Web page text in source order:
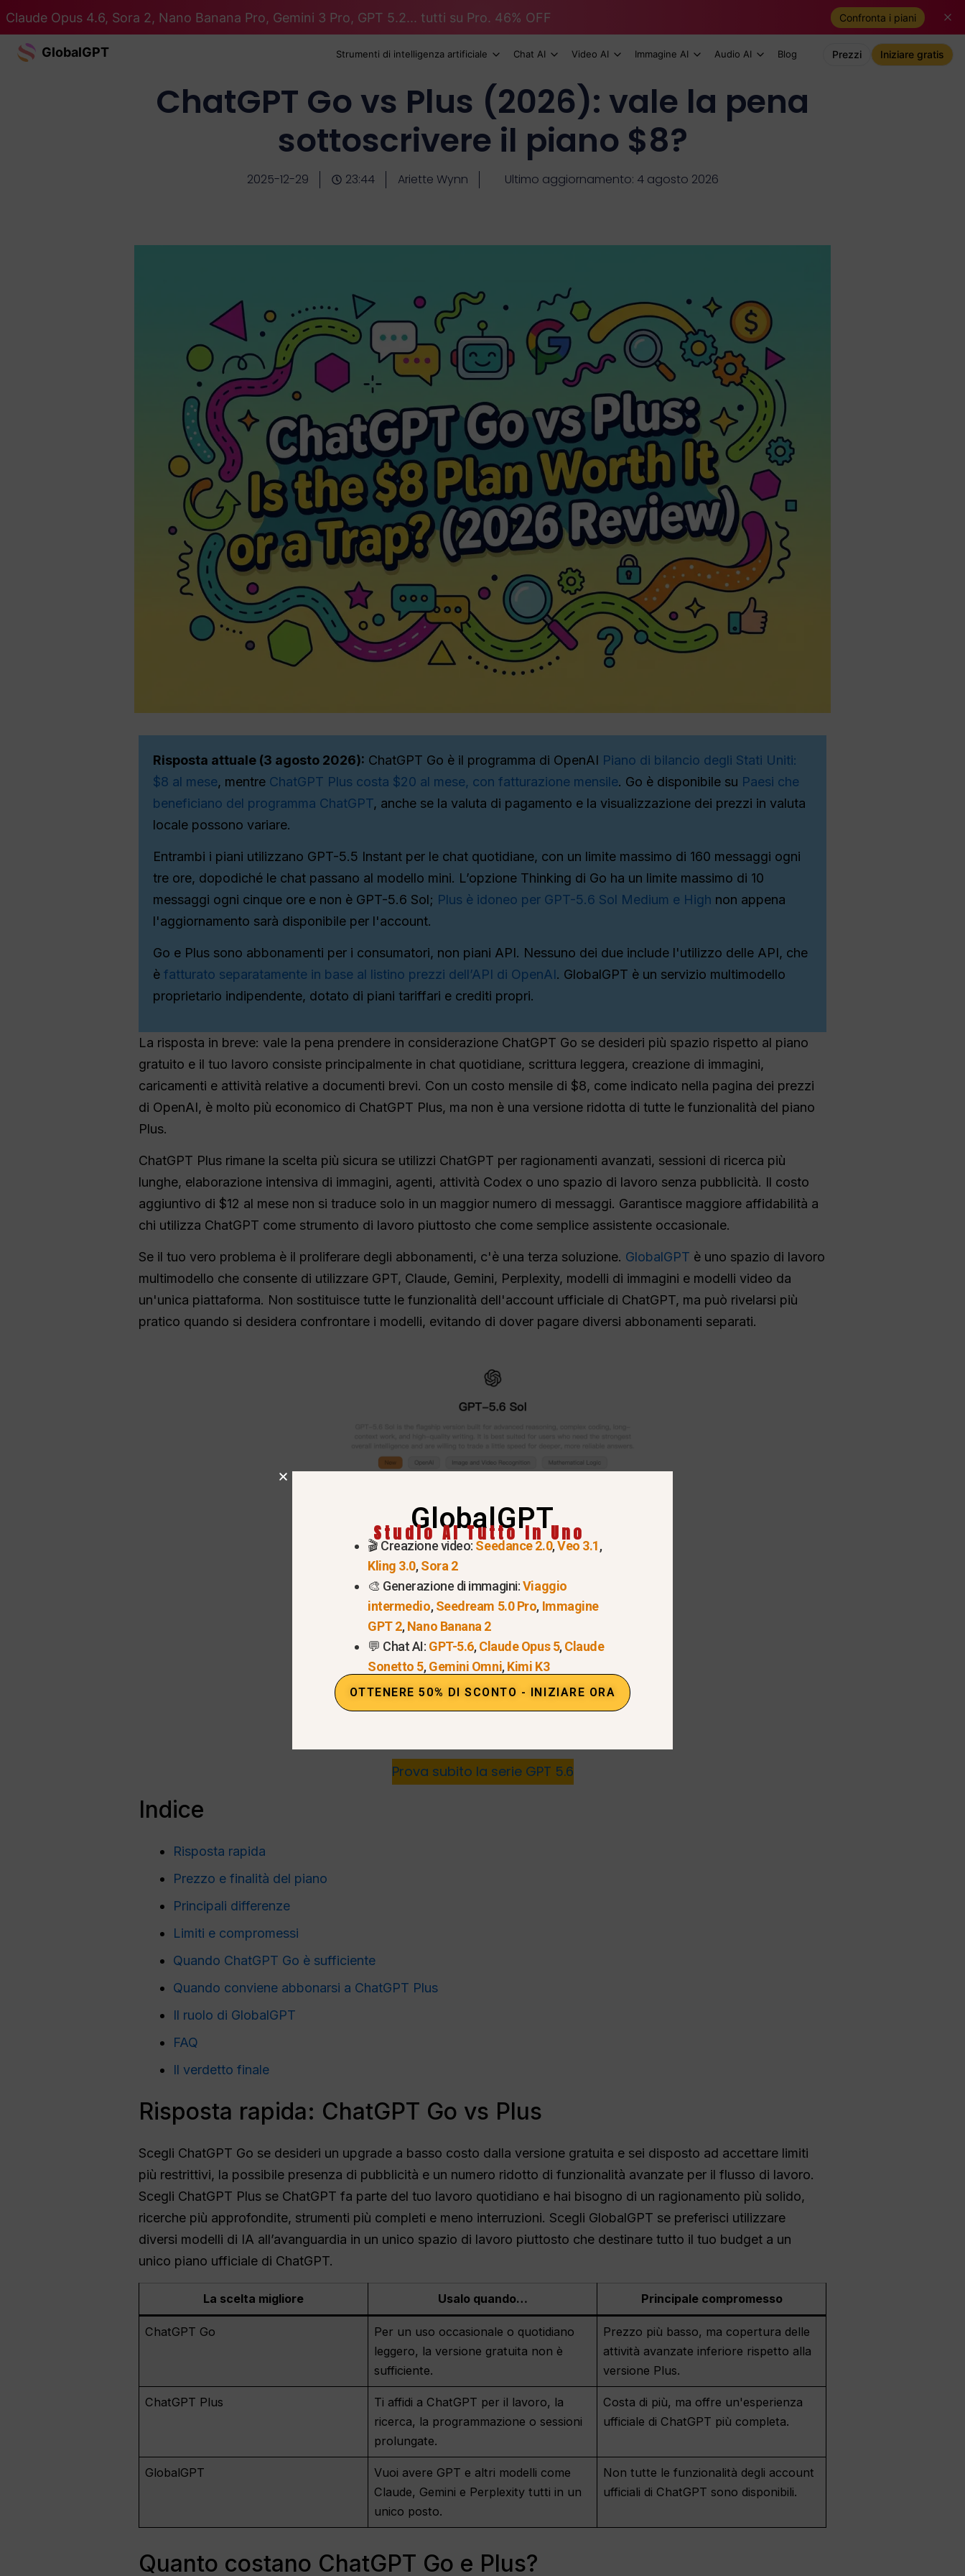
Claude Opus 4.6, Sora 2, Nano Banana Pro, Gemini 3 Pro, GPT 5.2... tutti su Pro. 46% OFF Confronta i piani
GlobalGPT Strumenti di intelligenza artificiale Chat AI Video AI Immagine AI Audio AI Blog Prezzi Iniziare gratis
ChatGPT Go vs Plus (2026): vale la pena
sottoscrivere il piano $8?
2025-12-29 23:44 Ariette Wynn Ultimo aggiornamento: 4 agosto 2026
Risposta attuale (3 agosto 2026): ChatGPT Go è il programma di OpenAI Piano di bilancio degli Stati Uniti:
$8 al mese, mentre ChatGPT Plus costa $20 al mese, con fatturazione mensile. Go è disponibile su Paesi che
beneficiano del programma ChatGPT, anche se la valuta di pagamento e la visualizzazione dei prezzi in valuta
locale possono variare.
Entrambi i piani utilizzano GPT-5.5 Instant per le chat quotidiane, con un limite massimo di 160 messaggi ogni
tre ore, dopodiché le chat passano al modello mini. L’opzione Thinking di Go ha un limite massimo di 10
messaggi ogni cinque ore e non è GPT-5.6 Sol; Plus è idoneo per GPT-5.6 Sol Medium e High non appena
l'aggiornamento sarà disponibile per l'account.
Go e Plus sono abbonamenti per i consumatori, non piani API. Nessuno dei due include l'utilizzo delle API, che
è fatturato separatamente in base al listino prezzi dell’API di OpenAI. GlobalGPT è un servizio multimodello
proprietario indipendente, dotato di piani tariffari e crediti propri.
La risposta in breve: vale la pena prendere in considerazione ChatGPT Go se desideri più spazio rispetto al piano
gratuito e il tuo lavoro consiste principalmente in chat quotidiane, scrittura leggera, creazione di immagini,
caricamenti e attività relative a documenti brevi. Con un costo mensile di $8, come indicato nella pagina dei prezzi
di OpenAI, è molto più economico di ChatGPT Plus, ma non è una versione ridotta di tutte le funzionalità del piano
Plus.
ChatGPT Plus rimane la scelta più sicura se utilizzi ChatGPT per ragionamenti avanzati, sessioni di ricerca più
lunghe, elaborazione intensiva di immagini, agenti, attività Codex o uno spazio di lavoro senza pubblicità. Il costo
aggiuntivo di $12 al mese non si traduce solo in un maggior numero di messaggi. Garantisce maggiore affidabilità a
chi utilizza ChatGPT come strumento di lavoro piuttosto che come semplice assistente occasionale.
Se il tuo vero problema è il proliferare degli abbonamenti, c'è una terza soluzione. GlobalGPT è uno spazio di lavoro
multimodello che consente di utilizzare GPT, Claude, Gemini, Perplexity, modelli di immagini e modelli video da
un'unica piattaforma. Non sostituisce tutte le funzionalità dell'account ufficiale di ChatGPT, ma può rivelarsi più
pratico quando si desidera confrontare i modelli, evitando di dover pagare diversi abbonamenti separati.
Prova subito la serie GPT 5.6
Indice
Risposta rapida
Prezzo e finalità del piano
Principali differenze
Limiti e compromessi
Quando ChatGPT Go è sufficiente
Quando conviene abbonarsi a ChatGPT Plus
Il ruolo di GlobalGPT
FAQ
Il verdetto finale
Risposta rapida: ChatGPT Go vs Plus
Scegli ChatGPT Go se desideri un upgrade a basso costo dalla versione gratuita e sei disposto ad accettare limiti
più restrittivi, la possibile presenza di pubblicità e un numero ridotto di funzionalità avanzate per il flusso di lavoro.
Scegli ChatGPT Plus se ChatGPT fa parte del tuo lavoro quotidiano e hai bisogno di un ragionamento più solido,
ricerche più approfondite, strumenti più completi e meno interruzioni. Scegli GlobalGPT se preferisci utilizzare
diversi modelli di IA all’avanguardia in un unico spazio di lavoro piuttosto che destinare tutto il tuo budget a un
unico piano ufficiale di ChatGPT.
La scelta migliore Usalo quando… Principale compromesso
ChatGPT Go
Per un uso occasionale o quotidiano
leggero, la versione gratuita non è
sufficiente.
Prezzo più basso, ma copertura delle
attività avanzate inferiore rispetto alla
versione Plus.
ChatGPT Plus
Ti affidi a ChatGPT per il lavoro, la
ricerca, la programmazione o sessioni
prolungate.
Costa di più, ma offre un'esperienza
ufficiale di ChatGPT più completa.
GlobalGPT
Vuoi avere GPT e altri modelli come
Claude, Gemini e Perplexity tutti in un
unico posto.
Non tutte le funzionalità degli account
ufficiali di ChatGPT sono disponibili.
Quanto costano ChatGPT Go e Plus?
GlobalGPT
Studio AI Tutto In Uno
🎬 Creazione video: Seedance 2.0,Veo 3.1,
Kling 3.0,Sora 2
🎨 Generazione di immagini:Viaggio
intermedio,Seedream 5.0 Pro, Immagine
GPT 2,Nano Banana 2
💬 Chat AI: GPT-5.6,Claude Opus 5,Claude
Sonetto 5,Gemini Omni,Kimi K3
OTTENERE 50% DI SCONTO - INIZIARE ORA